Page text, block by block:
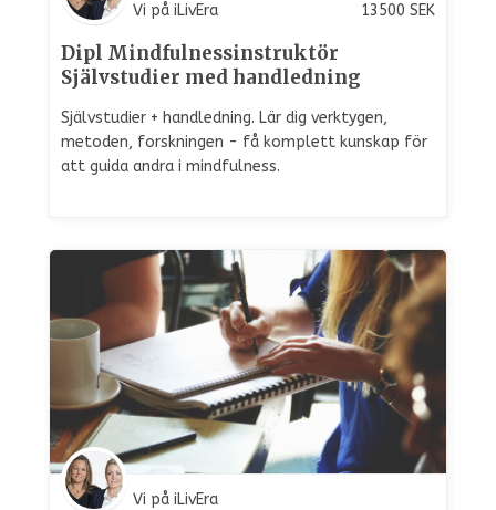
Vi på iLivEra 13500 SEK
Dipl Mindfulnessinstruktör
Självstudier med handledning
Självstudier + handledning. Lär dig verktygen,
metoden, forskningen - få komplett kunskap för
att guida andra i mindfulness.
Vi på iLivEra